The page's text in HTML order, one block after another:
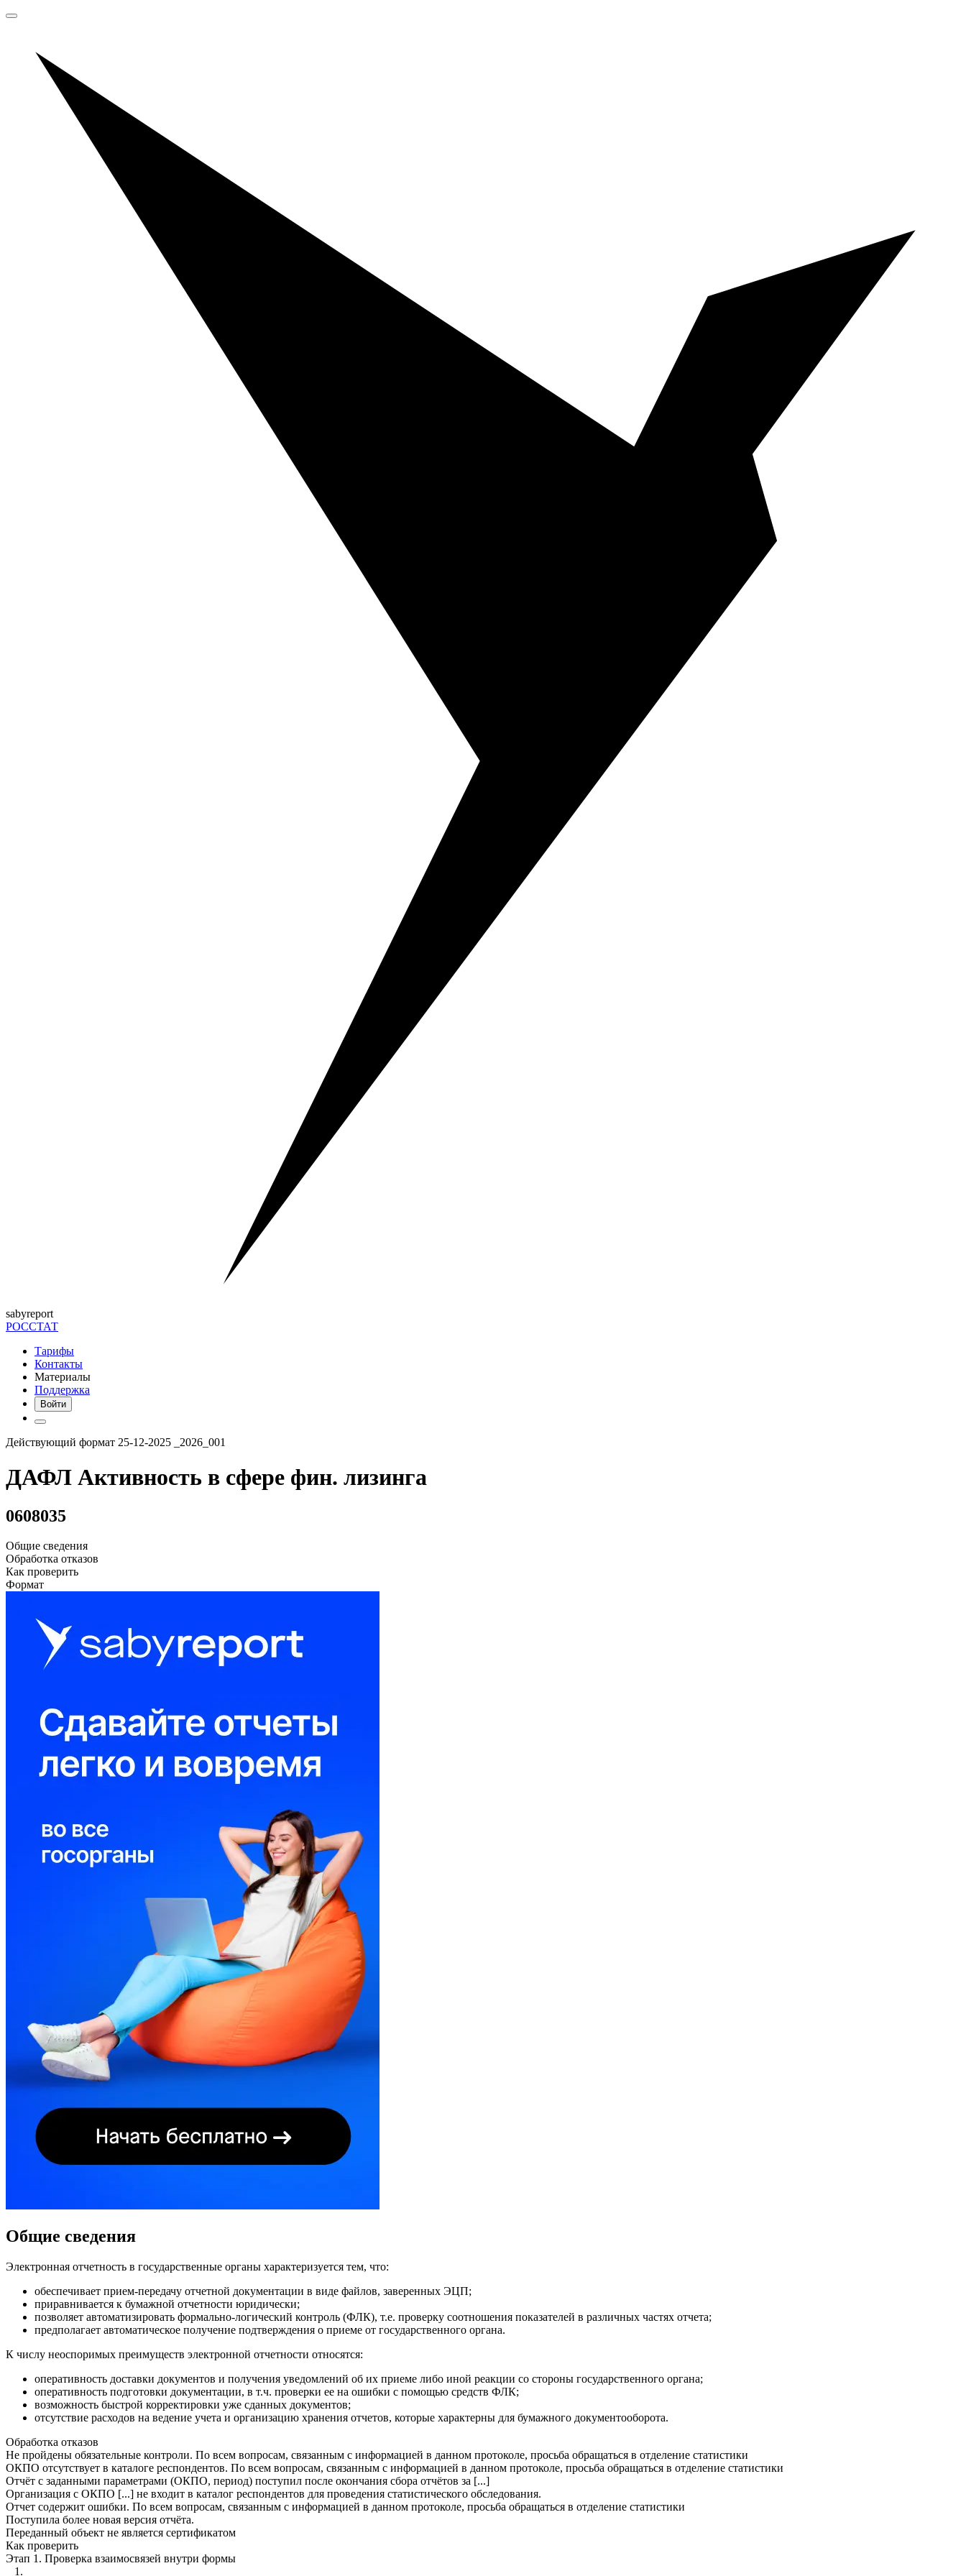
sabyreport
РОССТАТ
Тарифы
Контакты
Материалы
Поддержка
Войти
Действующий формат 25-12-2025 _2026_001
ДАФЛ Активность в сфере фин. лизинга
0608035
Общие сведения
Обработка отказов
Как проверить
Формат
Общие сведения
Электронная отчетность в государственные органы характеризуется тем, что:
обеспечивает прием-передачу отчетной документации в виде файлов, заверенных ЭЦП;
приравнивается к бумажной отчетности юридически;
позволяет автоматизировать формально-логический контроль (ФЛК), т.е. проверку соотношения показателей в различных частях отчета;
предполагает автоматическое получение подтверждения о приеме от государственного органа.
К числу неоспоримых преимуществ электронной отчетности относятся:
оперативность доставки документов и получения уведомлений об их приеме либо иной реакции со стороны государственного органа;
оперативность подготовки документации, в т.ч. проверки ее на ошибки с помощью средств ФЛК;
возможность быстрой корректировки уже сданных документов;
отсутствие расходов на ведение учета и организацию хранения отчетов, которые характерны для бумажного документооборота.
Обработка отказов
Не пройдены обязательные контроли. По всем вопросам, связанным с информацией в данном протоколе, просьба обращаться в отделение статистики
ОКПО отсутствует в каталоге респондентов. По всем вопросам, связанным с информацией в данном протоколе, просьба обращаться в отделение статистики
Отчёт с заданными параметрами (ОКПО, период) поступил после окончания сбора отчётов за [...]
Организация с ОКПО [...] не входит в каталог респондентов для проведения статистического обследования.
Отчет содержит ошибки. По всем вопросам, связанным с информацией в данном протоколе, просьба обращаться в отделение статистики
Поступила более новая версия отчёта.
Переданный объект не является сертификатом
Как проверить
Этап 1. Проверка взаимосвязей внутри формы
1.